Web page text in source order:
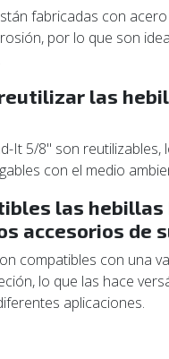
fabricadas con
por lo que son
las
It 5/8" son reutilizables,
con el medio
las hebillas
accesorios de
compatibles con una
lo que las hace
aplicaciones.